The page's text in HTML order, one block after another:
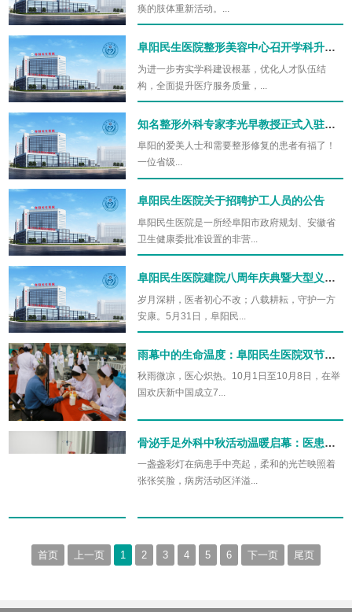
痪的肢体重新活动。...
阜阳民生医院整形美容中心召开学科升级与人才优化启动大会
为进一步夯实学科建设根基，优化人才队伍结
构，全面提升医疗服务质量，...
知名整形外科专家李光早教授正式入驻阜阳民生医院整形外科
阜阳的爱美人士和需要整形修复的患者有福了！
一位省级...
阜阳民生医院关于招聘护工人员的公告
阜阳民生医院是一所经阜阳市政府规划、安徽省
卫生健康委批准设置的非营...
阜阳民生医院建院八周年庆典暨大型义诊活动顺利举行
岁月深耕，医者初心不改；八载耕耘，守护一方
安康。5月31日，阜阳民...
雨幕中的生命温度：阜阳民生医院双节义诊绘就健康暖心图景
秋雨微凉，医心炽热。10月1日至10月8日，在举
国欢庆新中国成立7...
骨泌手足外科中秋活动温暖启幕：医患同制灯笼共筑康复梦
一盏盏彩灯在病患手中亮起，柔和的光芒映照着
张张笑脸，病房活动区洋溢...
首页 上一页 1 2 3 4 5 6 下一页 尾页